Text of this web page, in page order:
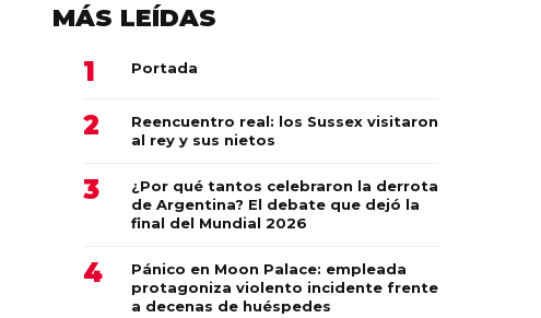
MÁS LEÍDAS
Portada
Reencuentro real: los Sussex visitaron
al rey y sus nietos
¿Por qué tantos celebraron la derrota
de Argentina? El debate que dejó la
final del Mundial 2026
Pánico en Moon Palace: empleada
protagoniza violento incidente frente
a decenas de huéspedes